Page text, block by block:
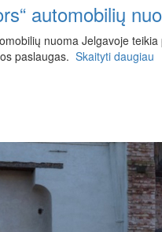
automobilių
nuoma Jelgavoje
paslaugas. Skaityti daugiau